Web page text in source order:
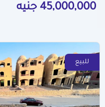
45,000,000 جنيه
للبيع